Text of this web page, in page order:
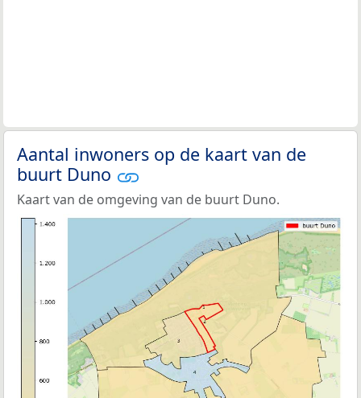
Aantal inwoners op de kaart van de
buurt Duno
Kaart van de omgeving van de buurt Duno.